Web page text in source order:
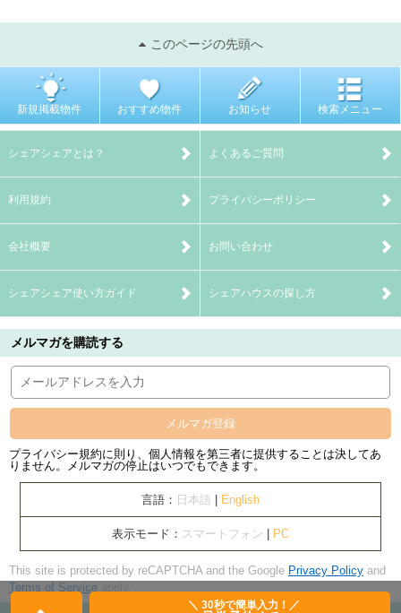
＼ 30秒で簡単入力！／
このページの先頭へ
新規掲載物件 おすすめ物件 お知らせ 検索メニュー
シェアシェアとは？ よくあるご質問
利用規約 プライバシーポリシー
会社概要 お問い合わせ
シェアシェア使い方ガイド シェアハウスの探し方
メルマガを購読する
メルマガ登録
プライバシー規約に則り、個人情報を第三者に提供することは決してあ
りません。メルマガの停止はいつでもできます。
言語： 日本語 English
表示モード： スマートフォン PC
This site is protected by reCAPTCHA and the Google Privacy Policy and
Terms of Service